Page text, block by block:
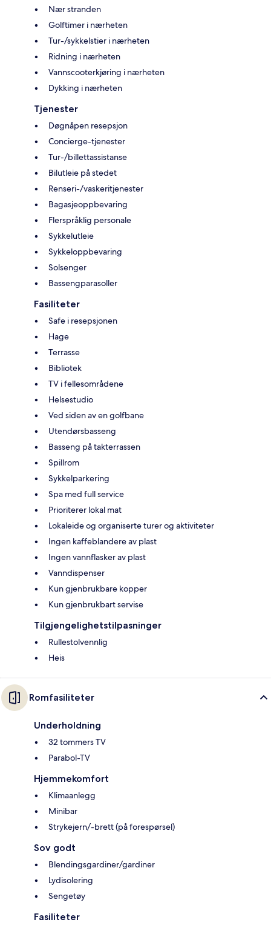
Nær stranden
Golftimer i nærheten
Tur-/sykkelstier i nærheten
Ridning i nærheten
Vannscooterkjøring i nærheten
Dykking i nærheten
Tjenester
Døgnåpen resepsjon
Concierge-tjenester
Tur-/billettassistanse
Bilutleie på stedet
Renseri-/vaskeritjenester
Bagasjeoppbevaring
Flerspråklig personale
Sykkelutleie
Sykkeloppbevaring
Solsenger
Bassengparasoller
Fasiliteter
Safe i resepsjonen
Hage
Terrasse
Bibliotek
TV i fellesområdene
Helsestudio
Ved siden av en golfbane
Utendørsbasseng
Basseng på takterrassen
Spillrom
Sykkelparkering
Spa med full service
Prioriterer lokal mat
Lokaleide og organiserte turer og aktiviteter
Ingen kaffeblandere av plast
Ingen vannflasker av plast
Vanndispenser
Kun gjenbrukbare kopper
Kun gjenbrukbart servise
Tilgjengelighetstilpasninger
Rullestolvennlig
Heis
Romfasiliteter
Underholdning
32 tommers TV
Parabol-TV
Hjemmekomfort
Klimaanlegg
Minibar
Strykejern/-brett (på forespørsel)
Sov godt
Blendingsgardiner/gardiner
Lydisolering
Sengetøy
Fasiliteter